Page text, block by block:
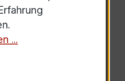
10/5A 5VA
...